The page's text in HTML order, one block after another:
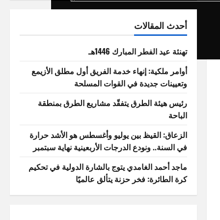
أحدث المقالات
تهنئة عيد الفطر المبارك 1446هـ
أوامر ملكية: إنهاء خدمة الفريق أول مطلق الأزيمع
وتعيينات جديدة في القوات المسلحة
رئيس هيئة الطرق يتفقّد مشاريع الطرق بمنطقة
الباحة
الزعاق: القيظ بين يوليو وأغسطس هو الأشد حرارة
في السنة.. ونودع الدرجات الأربعينية نهاية سبتمبر
ماجد أحمد الغامدي يتوج بالشارة الدولية في تحكيم
كرة الطائرة: فخر حزنة يتألق عالميًا